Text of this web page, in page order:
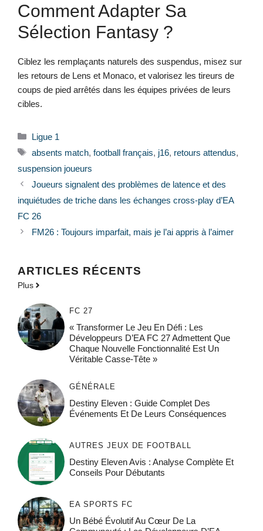
Comment Adapter Sa
Sélection Fantasy ?
Ciblez les remplaçants naturels des suspendus, misez sur
les retours de Lens et Monaco, et valorisez les tireurs de
coups de pied arrêtés dans les équipes privées de leurs
cibles.
Catégories
Ligue 1
Étiquettes
absents match, football français, j16, retours attendus,
suspension joueurs
Joueurs signalent des problèmes de latence et des
inquiétudes de triche dans les échanges cross-play d’EA
FC 26
FM26 : Toujours imparfait, mais je l’ai appris à l’aimer
ARTICLES RÉCENTS
Plus
FC 27
« Transformer Le Jeu En Défi : Les
Développeurs D’EA FC 27 Admettent Que
Chaque Nouvelle Fonctionnalité Est Un
Véritable Casse-Tête »
GÉNÉRALE
Destiny Eleven : Guide Complet Des
Événements Et De Leurs Conséquences
AUTRES JEUX DE FOOTBALL
Destiny Eleven Avis : Analyse Complète Et
Conseils Pour Débutants
EA SPORTS FC
Un Bébé Évolutif Au Cœur De La